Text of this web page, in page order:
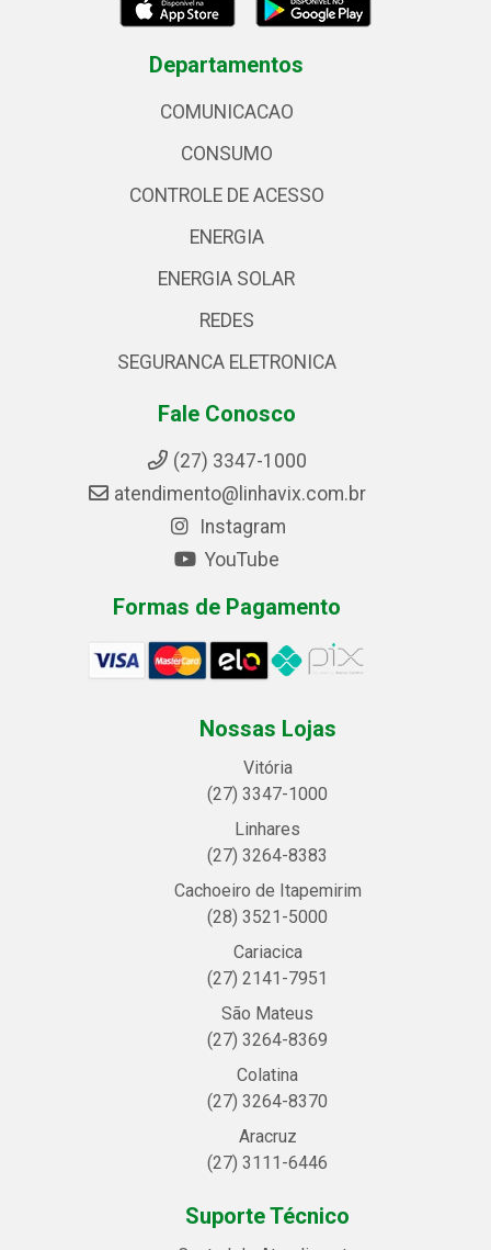
Departamentos
COMUNICACAO
CONSUMO
CONTROLE DE ACESSO
ENERGIA
ENERGIA SOLAR
REDES
SEGURANCA ELETRONICA
Fale Conosco
(27) 3347-1000
atendimento@linhavix.com.br
Instagram
YouTube
Formas de Pagamento
Nossas Lojas
Vitória
(27) 3347-1000
Linhares
(27) 3264-8383
Cachoeiro de Itapemirim
(28) 3521-5000
Cariacica
(27) 2141-7951
São Mateus
(27) 3264-8369
Colatina
(27) 3264-8370
Aracruz
(27) 3111-6446
Suporte Técnico